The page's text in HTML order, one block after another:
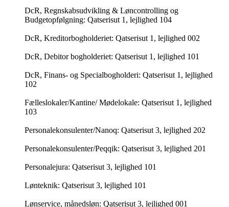
DcR, Regnskabsudvikling & Løncontrolling og
Budgetopfølgning: Qatserisut 1, lejlighed 104
DcR, Kreditorbogholderiet: Qatserisut 1, lejlighed 002
DcR, Debitor bogholderiet: Qatserisut 1, lejlighed 101
DcR, Finans- og Specialbogholderi: Qatserisut 1, lejlighed
102
Fælleslokaler/Kantine/ Mødelokale: Qatserisut 1, lejlighed
103
Personalekonsulenter/Nanoq: Qatserisut 3, lejlighed 202
Personalekonsulenter/Peqqik: Qatserisut 3, lejlighed 201
Personalejura: Qatserisut 3, lejlighed 101
Lønteknik: Qatserisut 3, lejlighed 101
Lønservice, månedsløn: Qatserisut 3, lejlighed 001